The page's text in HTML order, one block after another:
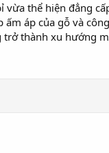
vừa thể hiện đẳng
áp của gỗ và
trở thành xu hướng